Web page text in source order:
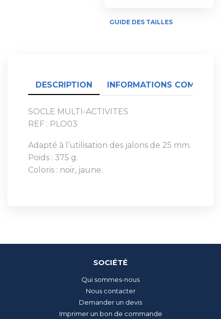
GUIDE DES TAILLES
DESCRIPTION INFORMATIONS
SOCLE MULTI-ACTIVITES
REF : PLO03
Adapté à l’utilisation des jalons de 25 mm.
Poids : 375 g.
Coloris : noir, jaune.
SOCIÉTÉ
Qui sommes-nous
Nous contacter
Demander un devis
Imprimer un bon de commande